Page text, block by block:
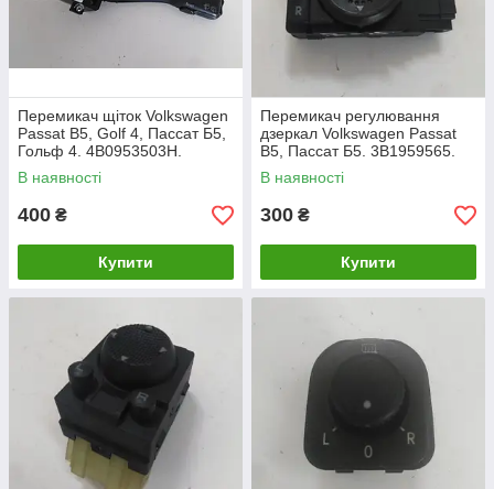
Перемикач щіток Volkswagen
Passat B5, Golf 4, Пассат Б5,
Гольф 4. 4B0953503H.
В наявності
400 ₴
Купити
Перемикач регулювання
дзеркал Volkswagen Passat
B5, Пассат Б5. 3B1959565.
В наявності
300 ₴
Купити